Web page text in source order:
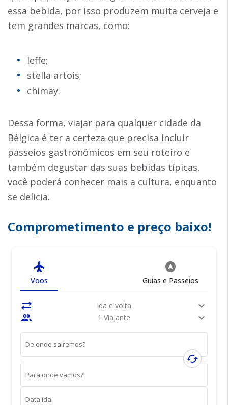
essa bebida, por isso produzem muita cerveja e
tem grandes marcas, como:
leffe;
stella artois;
chimay.
Dessa forma, viajar para qualquer cidade da
Bélgica é ter a certeza que precisa incluir
passeios gastronômicos em seu roteiro e
também degustar das suas bebidas típicas,
você poderá conhecer mais a cultura, enquanto
se delicia.
Comprometimento e preço baixo!
flight
Voos
assistant_navigation
Guias e Passeios
sync_alt Ida e volta
expand_more
people
1 Viajante expand_more
De onde sairemos?
cached
Para onde vamos?
Data ida